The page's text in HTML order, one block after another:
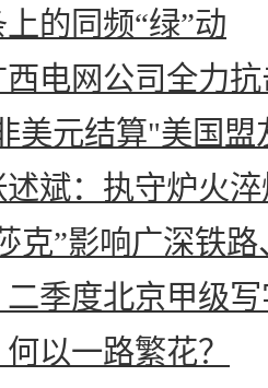
的同频“绿”动
电网公司全力
美元结算"美国
斌：执守炉火
克”影响广深铁
季度北京甲级
以一路繁花？